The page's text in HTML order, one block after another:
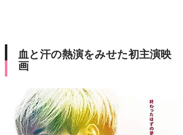
血と汗の熱演をみせた初主演映
画